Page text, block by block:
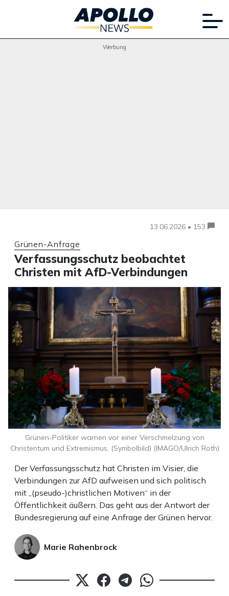
Werbung
13.06.2026 • 153
Grünen-Anfrage
Verfassungsschutz beobachtet
Christen mit AfD-Verbindungen
Der Verfassungsschutz hat Christen im Visier, die
Verbindungen zur AfD aufweisen und sich politisch
mit „(pseudo-)christlichen Motiven“ in der
Öffentlichkeit äußern. Das geht aus der Antwort der
Bundesregierung auf eine Anfrage der Grünen hervor.
Marie Rahenbrock
Grünen-Politiker warnen vor einer Verschmelzung von
Christentum und Extremismus. (Symbolbild) (IMAGO/Ulrich Roth)